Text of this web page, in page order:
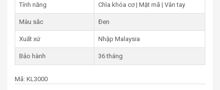
Tính năng Chìa khóa cơ | Mật mã | Vân tay
Màu sắc Đen
Xuất xứ Nhập Malaysia
Bảo hành 36 tháng
Mã: KL3000